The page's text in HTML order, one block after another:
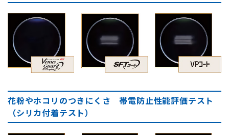
花粉やホコリのつきにくさ 帯電防止性能評価テスト
（シリカ付着テスト）